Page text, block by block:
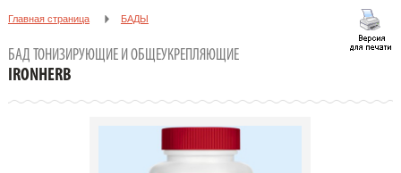
Главная страница БАДЫ
БАД ТОНИЗИРУЮЩИЕ И ОБЩЕУКРЕПЛЯЮЩИЕ
IRONHERB